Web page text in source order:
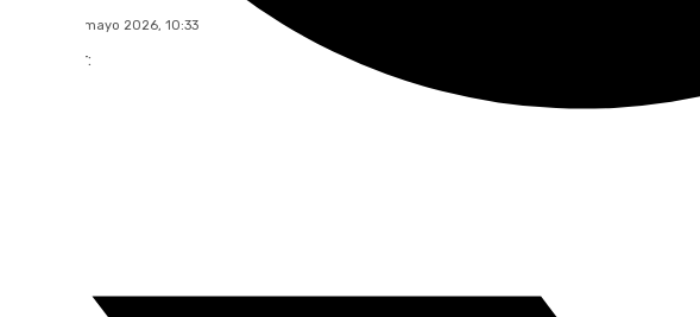
viernes, 29 mayo 2026, 10:33
Compartir: